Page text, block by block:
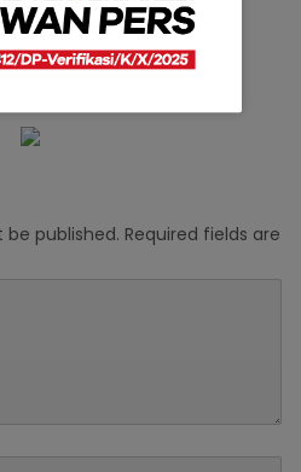
be published. Required fields are